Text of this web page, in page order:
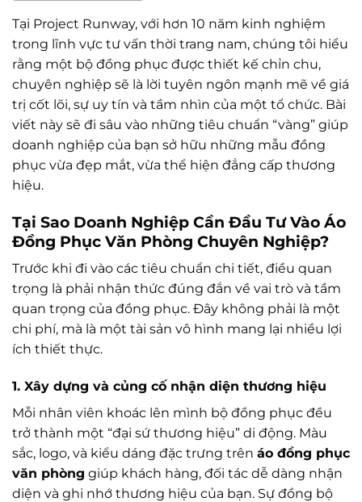
Tại Project Runway, với hơn 10 năm kinh nghiệm
trong lĩnh vực tư vấn thời trang nam, chúng tôi hiểu
rằng một bộ đồng phục được thiết kế chỉn chu,
chuyên nghiệp sẽ là lời tuyên ngôn mạnh mẽ về giá
trị cốt lõi, sự uy tín và tầm nhìn của một tổ chức. Bài
viết này sẽ đi sâu vào những tiêu chuẩn “vàng” giúp
doanh nghiệp của bạn sở hữu những mẫu đồng
phục vừa đẹp mắt, vừa thể hiện đẳng cấp thương
hiệu.
Tại Sao Doanh Nghiệp Cần Đầu Tư Vào Áo
Đồng Phục Văn Phòng Chuyên Nghiệp?
Trước khi đi vào các tiêu chuẩn chi tiết, điều quan
trọng là phải nhận thức đúng đắn về vai trò và tầm
quan trọng của đồng phục. Đây không phải là một
chi phí, mà là một tài sản vô hình mang lại nhiều lợi
ích thiết thực.
1. Xây dựng và củng cố nhận diện thương hiệu
Mỗi nhân viên khoác lên mình bộ đồng phục đều
trở thành một “đại sứ thương hiệu” di động. Màu
sắc, logo, và kiểu dáng đặc trưng trên áo đồng phục
văn phòng giúp khách hàng, đối tác dễ dàng nhận
diện và ghi nhớ thương hiệu của bạn. Sự đồng bộ